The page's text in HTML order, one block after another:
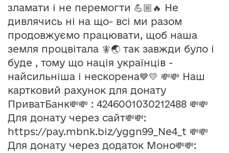
зламати і не перемогти 💪🏼🔥 Не
дивлячись ні на що- всі ми разом
продовжуємо працювати, щоб наша
земля процвітала 🧚🌏 так завжди було і
буде , тому що нація українців -
найсильніша і нескорена💙💛 💸💸 Наш
картковий рахунок для донату
ПриватБанк💸💸 : 4246001030212488 💸💸
Для донату через сайт💸💸:
https://pay.mbnk.biz/yggn99_Ne4_t 💸💸
Для донату через додаток Моно💸💸: